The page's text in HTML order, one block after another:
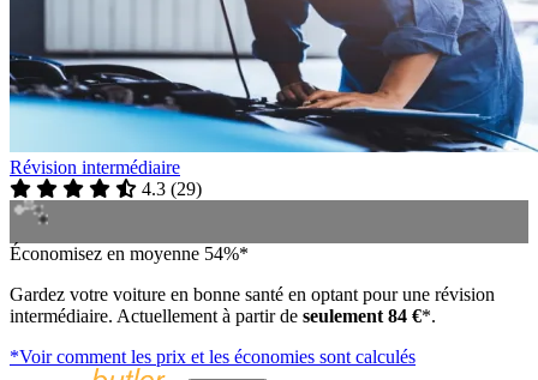
Révision intermédiaire
4.3 (29)
Économisez en moyenne 54%*
Gardez votre voiture en bonne santé en optant pour une révision
intermédiaire. Actuellement à partir de seulement 84 €*.
*Voir comment les prix et les économies sont calculés